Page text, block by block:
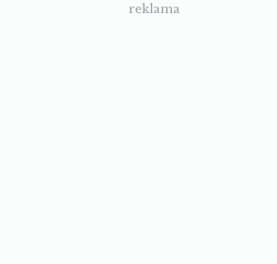
reklama